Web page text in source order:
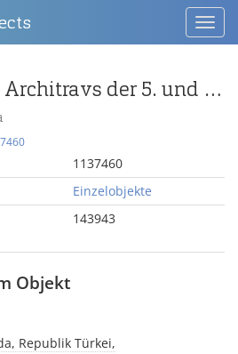
Nordbalken des Architravs der 5. und 6. Säule der inneren Nordreihe
1137460
Einzelobjekte
143943
Objekt
Republik Türkei,